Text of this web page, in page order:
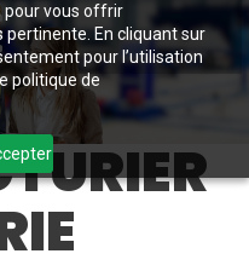
pour vous offrir
pertinente. En cliquant sur
pour l’utilisation
politique de